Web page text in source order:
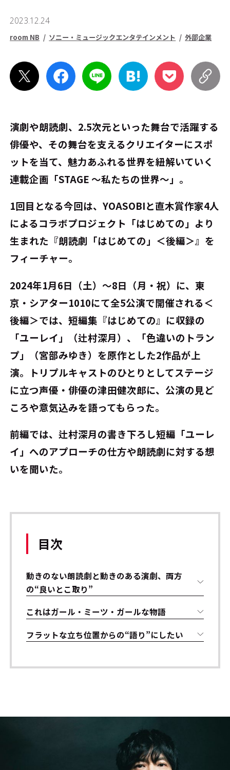
2023.12.24
room NB ソニー・ミュージックエンタテインメント 外部企業
演劇や朗読劇、2.5次元といった舞台で活躍する
俳優や、その舞台を支えるクリエイターにスポ
ットを当て、魅力あふれる世界を紐解いていく
連載企画「STAGE ～私たちの世界～」。
1回目となる今回は、YOASOBIと直木賞作家4人
によるコラボプロジェクト「はじめての」より
生まれた『朗読劇「はじめての」＜後編＞』を
フィーチャー。
2024年1月6日（土）～8日（月・祝）に、東
京・シアター1010にて全5公演で開催される＜
後編＞では、短編集『はじめての』に収録の
「ユーレイ」（辻村深月）、「色違いのトラン
プ」（宮部みゆき）を原作とした2作品が上
演。トリプルキャストのひとりとしてステージ
に立つ声優・俳優の津田健次郎に、公演の見ど
ころや意気込みを語ってもらった。
前編では、辻村深月の書き下ろし短編「ユーレ
イ」へのアプローチの仕方や朗読劇に対する想
いを聞いた。
目次
動きのない朗読劇と動きのある演劇、両方
の“良いとこ取り”
これはガール・ミーツ・ガールな物語
フラットな立ち位置からの“語り”にしたい